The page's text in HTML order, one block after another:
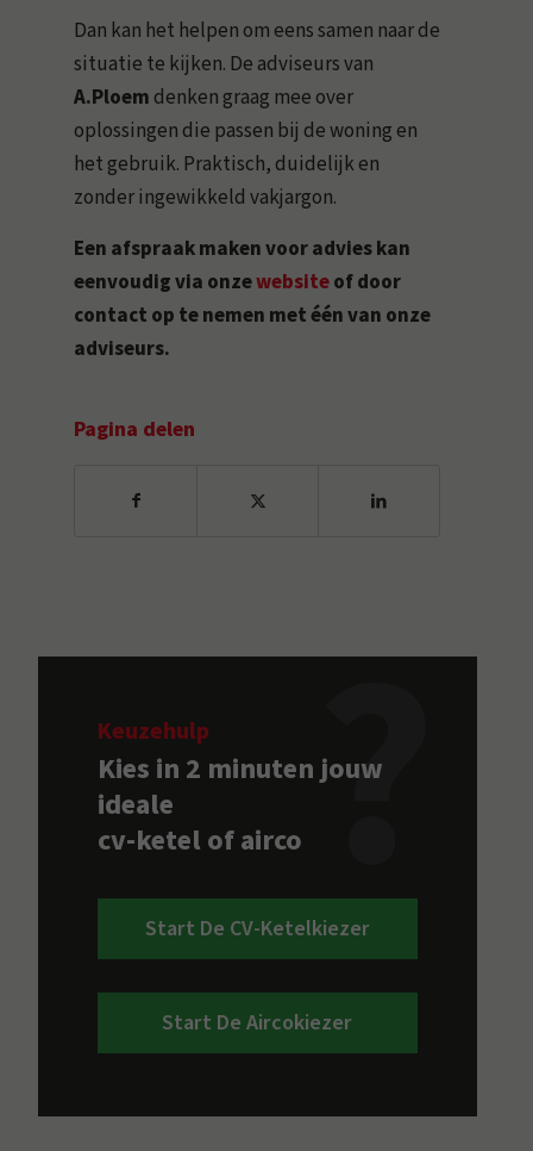
Dan kan het helpen om eens samen naar de
situatie te kijken. De adviseurs van
A.Ploem denken graag mee over
oplossingen die passen bij de woning en
het gebruik. Praktisch, duidelijk en
zonder ingewikkeld vakjargon.
Een afspraak maken voor advies kan
eenvoudig via onzewebsiteof door
contact op te nemen met één van onze
adviseurs.
Pagina delen
Keuzehulp
Kies in 2 minuten jouw
ideale
cv-ketel of airco
Start De CV-Ketelkiezer
Start De Aircokiezer